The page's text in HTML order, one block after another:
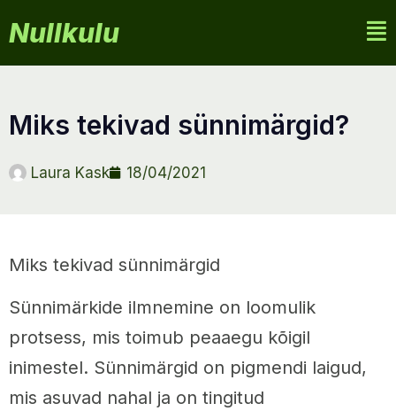
Nullkulu
miks tekivad sünnimärgid?
Laura Kask 18/04/2021
Miks tekivad sünnimärgid
Sünnimärkide ilmnemine on loomulik
protsess, mis toimub peaaegu kõigil
inimestel. Sünnimärgid on pigmendi laigud,
mis asuvad nahal ja on tingitud